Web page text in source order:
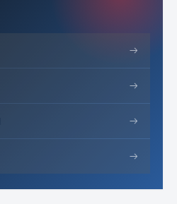
→
→
→
→